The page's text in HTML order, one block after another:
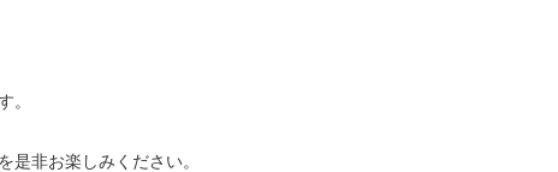
。
非お楽しみください。